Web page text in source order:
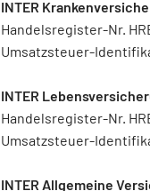
INTER
Handelsregister-Nr.
Umsatzsteuer-
INTER
Handelsregister-Nr.
Umsatzsteuer-
INTER Allgemeine